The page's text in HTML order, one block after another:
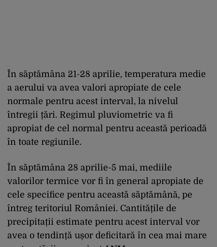
În săptămâna 21-28 aprilie, temperatura medie
a aerului va avea valori apropiate de cele
normale pentru acest interval, la nivelul
întregii țări. Regimul pluviometric va fi
apropiat de cel normal pentru această perioadă
în toate regiunile.
În săptămâna 28 aprilie-5 mai, mediile
valorilor termice vor fi în general apropiate de
cele specifice pentru această săptămână, pe
întreg teritoriul României. Cantitățile de
precipitații estimate pentru acest interval vor
avea o tendință ușor deficitară în cea mai mare